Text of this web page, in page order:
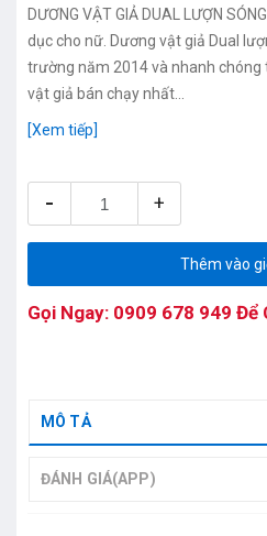
DƯƠNG VẬT GIẢ DUAL LƯỢN
dục cho nữ. Dương vật giả Dual
trường năm 2014 và nhanh
vật giả bán chạy nhất...
[Xem tiếp]
- +
Thêm vào
Gọi Ngay: 0909 678 949 Để
MÔ TẢ
ĐÁNH GIÁ(APP)